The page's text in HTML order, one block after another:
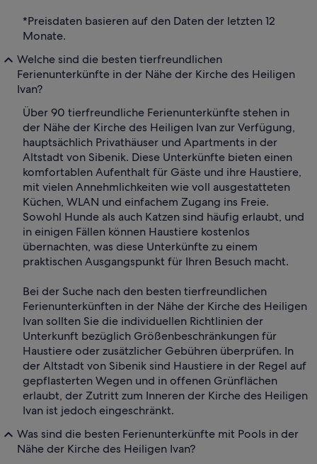
*Preisdaten basieren auf den Daten der letzten 12
Monate.
Welche sind die besten tierfreundlichen
Ferienunterkünfte in der Nähe der Kirche des Heiligen
Ivan?
Über 90 tierfreundliche Ferienunterkünfte stehen in
der Nähe der Kirche des Heiligen Ivan zur Verfügung,
hauptsächlich Privathäuser und Apartments in der
Altstadt von Sibenik. Diese Unterkünfte bieten einen
komfortablen Aufenthalt für Gäste und ihre Haustiere,
mit vielen Annehmlichkeiten wie voll ausgestatteten
Küchen, WLAN und einfachem Zugang ins Freie.
Sowohl Hunde als auch Katzen sind häufig erlaubt, und
in einigen Fällen können Haustiere kostenlos
übernachten, was diese Unterkünfte zu einem
praktischen Ausgangspunkt für Ihren Besuch macht.
Bei der Suche nach den besten tierfreundlichen
Ferienunterkünften in der Nähe der Kirche des Heiligen
Ivan sollten Sie die individuellen Richtlinien der
Unterkunft bezüglich Größenbeschränkungen für
Haustiere oder zusätzlicher Gebühren überprüfen. In
der Altstadt von Sibenik sind Haustiere in der Regel auf
gepflasterten Wegen und in offenen Grünflächen
erlaubt, der Zutritt zum Inneren der Kirche des Heiligen
Ivan ist jedoch eingeschränkt.
Was sind die besten Ferienunterkünfte mit Pools in der
Nähe der Kirche des Heiligen Ivan?